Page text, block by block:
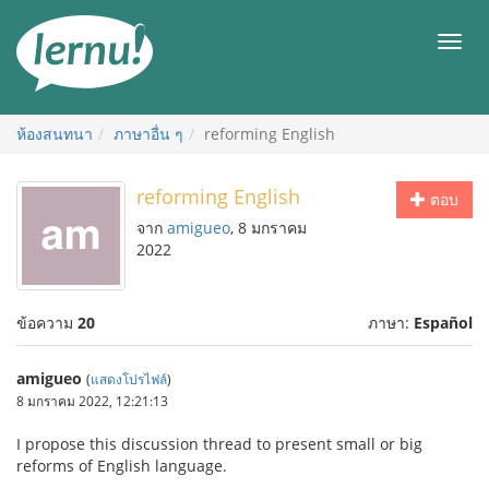
สารบัญ
เมนู
ห้องสนทนา ภาษาอื่น ๆ reforming English
ตอบ
reforming English
จาก amigueo, 8 มกราคม
2022
ข้อความ 20 ภาษา: Español
amigueo (แสดงโปรไฟล์)
8 มกราคม 2022, 12:21:13
I propose this discussion thread to present small or big
reforms of English language.